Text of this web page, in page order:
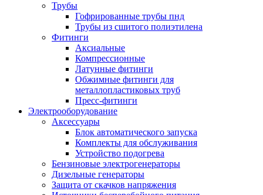
Трубы
Гофрированные трубы пнд
Трубы из сшитого полиэтилена
Фитинги
Аксиальные
Компрессионные
Латунные фитинги
Обжимные фитинги для
металлопластиковых труб
Пресс-фитинги
Электрооборудование
Аксессуары
Блок автоматического запуска
Комплекты для обслуживания
Устройство подогрева
Бензиновые электрогенераторы
Дизельные генераторы
Защита от скачков напряжения